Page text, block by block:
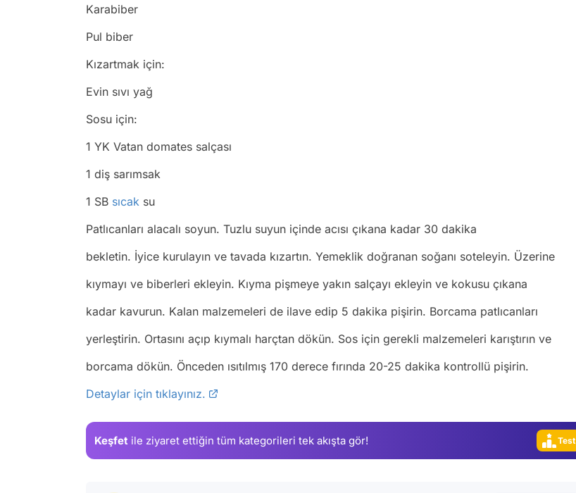
Karabiber
Pul biber
Kızartmak için:
Evin sıvı yağ
Sosu için:
1 YK Vatan domates salçası
1 diş sarımsak
1 SB sıcak su
Patlıcanları alacalı soyun. Tuzlu suyun içinde acısı çıkana kadar 30 dakika
bekletin. İyice kurulayın ve tavada kızartın. Yemeklik doğranan soğanı soteleyin. Üzerine
kıymayı ve biberleri ekleyin. Kıyma pişmeye yakın salçayı ekleyin ve kokusu çıkana
kadar kavurun. Kalan malzemeleri de ilave edip 5 dakika pişirin. Borcama patlıcanları
yerleştirin. Ortasını açıp kıymalı harçtan dökün. Sos için gerekli malzemeleri karıştırın ve
borcama dökün. Önceden ısıtılmış 170 derece fırında 20-25 dakika kontrollü pişirin.
Detaylar için tıklayınız.
Keşfet ile ziyaret ettiğin tüm kategorileri tek akışta gör! Test